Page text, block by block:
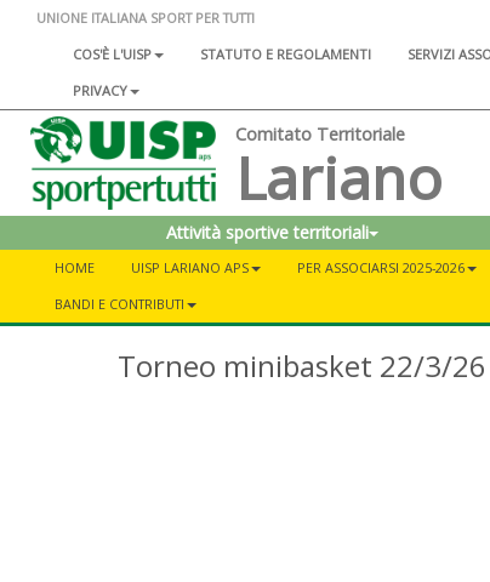
UNIONE ITALIANA SPORT PER TUTTI
COS'È L'UISP
STATUTO E REGOLAMENTI SERVIZI
PRIVACY
Comitato Territoriale
Lariano
Attività sportive territoriali
HOME UISP LARIANO APS PER ASSOCIARSI 2025-2026
BANDI E CONTRIBUTI
Torneo minibasket 22/3/26